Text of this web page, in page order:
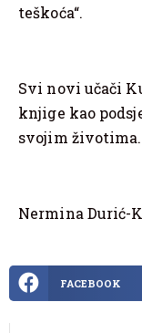
teškoća“.
Svi novi učači
knjige kao
svojim životima.
Nermina Durić-
FACEBOOK